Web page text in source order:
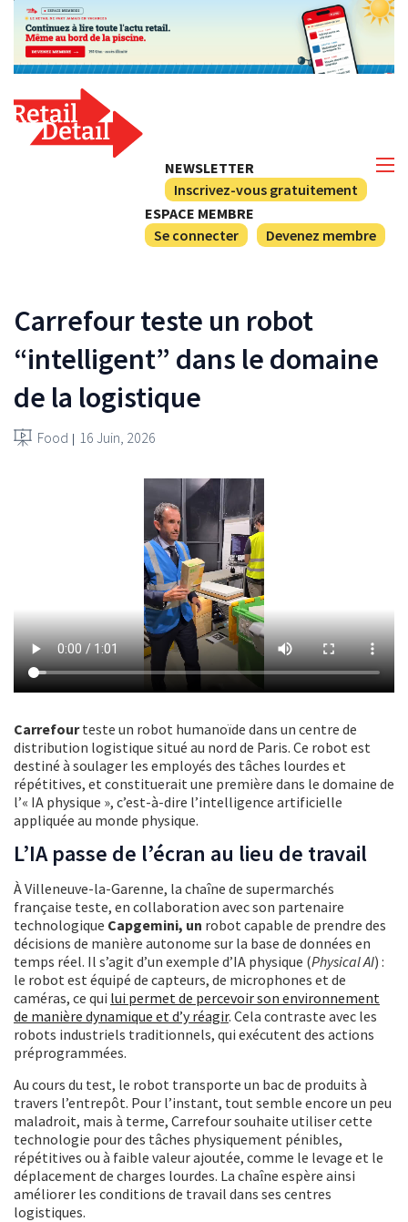
NEWSLETTER
Inscrivez-vous gratuitement
ESPACE MEMBRE
Se connecter
Devenez membre
Carrefour teste un robot
“intelligent” dans le domaine
de la logistique
Food 16 Juin, 2026
Carrefourteste un robot humanoïde dans un centre de
distribution logistique situé au nord de Paris. Ce robot est
destiné à soulager les employés des tâches lourdes et
répétitives, et constituerait une première dans le domaine de
l’« IA physique », c’est-à-dire l’intelligence artificielle
appliquée au monde physique.
L’IA passe de l’écran au lieu de travail
À Villeneuve-la-Garenne, la chaîne de supermarchés
française teste, en collaboration avec son partenaire
technologique Capgemini, un robot capable de prendre des
décisions de manière autonome sur la base de données en
temps réel. Il s’agit d’un exemple d’IA physique (Physical AI) :
le robot est équipé de capteurs, de microphones et de
caméras, ce qui lui permet de percevoir son environnement
de manière dynamique et d’y réagir. Cela contraste avec les
robots industriels traditionnels, qui exécutent des actions
préprogrammées.
Au cours du test, le robot transporte un bac de produits à
travers l’entrepôt. Pour l’instant, tout semble encore un peu
maladroit, mais à terme, Carrefour souhaite utiliser cette
technologie pour des tâches physiquement pénibles,
répétitives ou à faible valeur ajoutée, comme le levage et le
déplacement de charges lourdes. La chaîne espère ainsi
améliorer les conditions de travail dans ses centres
logistiques.